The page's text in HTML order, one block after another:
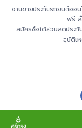
งานขายประกันรถยนต์ออ
ฟรี สื่
สมัครซื้อได้ส่วนลดประกั
อุบัติเ